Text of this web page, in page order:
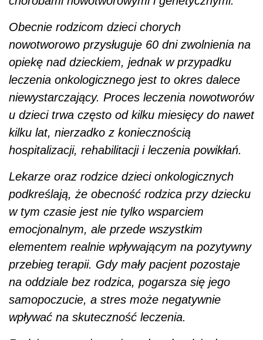
Obecnie rodzicom dzieci chorych
nowotworowo przysługuje 60 dni zwolnienia na
opiekę nad dzieckiem, jednak w przypadku
leczenia onkologicznego jest to okres dalece
niewystarczający. Proces leczenia nowotworów
u dzieci trwa często od kilku miesięcy do nawet
kilku lat, nierzadko z koniecznością
hospitalizacji, rehabilitacji i leczenia powikłań.
Lekarze oraz rodzice dzieci onkologicznych
podkreślają, że obecność rodzica przy dziecku
w tym czasie jest nie tylko wsparciem
emocjonalnym, ale przede wszystkim
elementem realnie wpływającym na pozytywny
przebieg terapii. Gdy mały pacjent pozostaje
na oddziale bez rodzica, pogarsza się jego
samopoczucie, a stres może negatywnie
wpływać na skuteczność leczenia.